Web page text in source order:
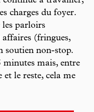
charges du foyer.
parloirs
affaires (fringues,
soutien non-stop.
mais, entre
et le reste, cela me